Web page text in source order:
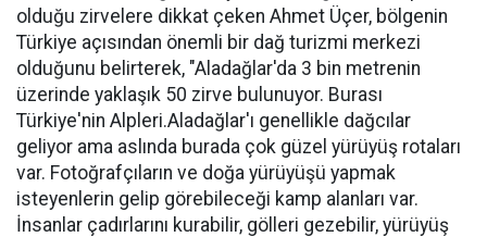
olduğu zirvelere dikkat çeken Ahmet Üçer, bölgenin
Türkiye açısından önemli bir dağ turizmi merkezi
olduğunu belirterek, "Aladağlar'da 3 bin metrenin
üzerinde yaklaşık 50 zirve bulunuyor. Burası
Türkiye'nin Alpleri.Aladağlar'ı genellikle dağcılar
geliyor ama aslında burada çok güzel yürüyüş rotaları
var. Fotoğrafçıların ve doğa yürüyüşü yapmak
isteyenlerin gelip görebileceği kamp alanları var.
İnsanlar çadırlarını kurabilir, gölleri gezebilir, yürüyüş